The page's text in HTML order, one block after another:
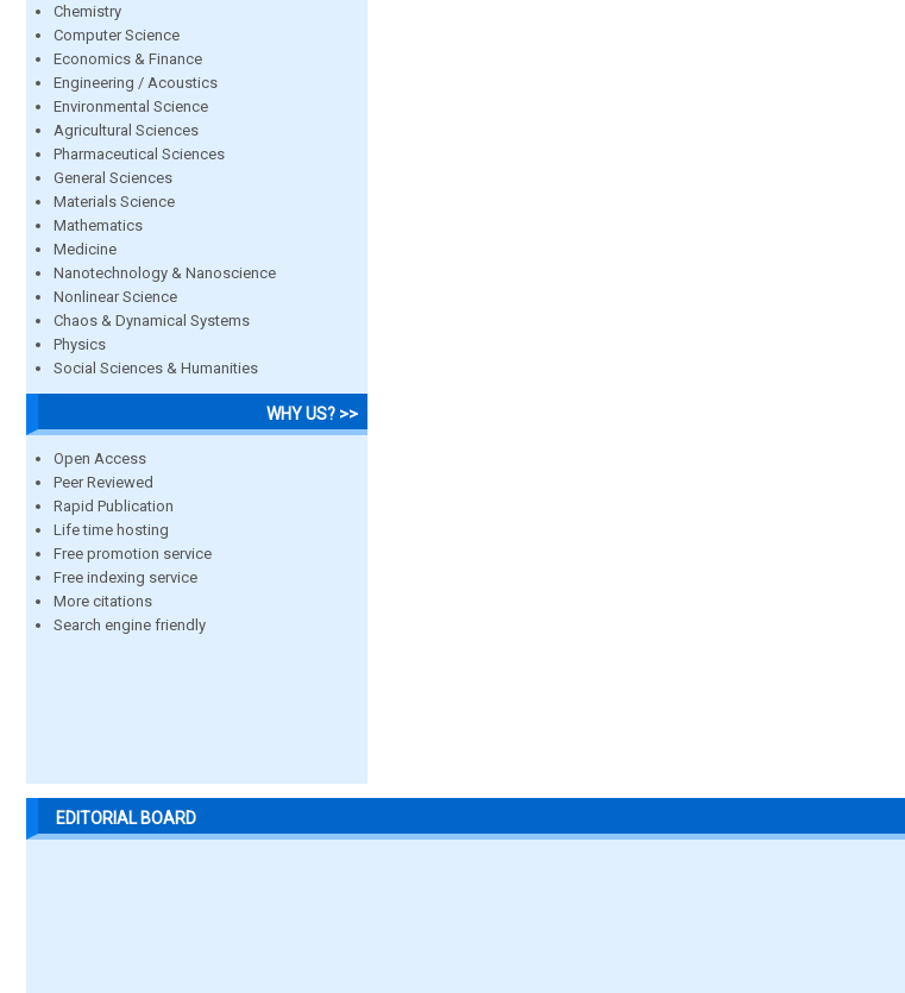
Chemistry
Computer Science
Economics & Finance
Engineering / Acoustics
Environmental Science
Agricultural Sciences
Pharmaceutical Sciences
General Sciences
Materials Science
Mathematics
Medicine
Nanotechnology & Nanoscience
Nonlinear Science
Chaos & Dynamical Systems
Physics
Social Sciences & Humanities
WHY US? >>
Open Access
Peer Reviewed
Rapid Publication
Life time hosting
Free promotion service
Free indexing service
More citations
Search engine friendly
EDITORIAL BOARD